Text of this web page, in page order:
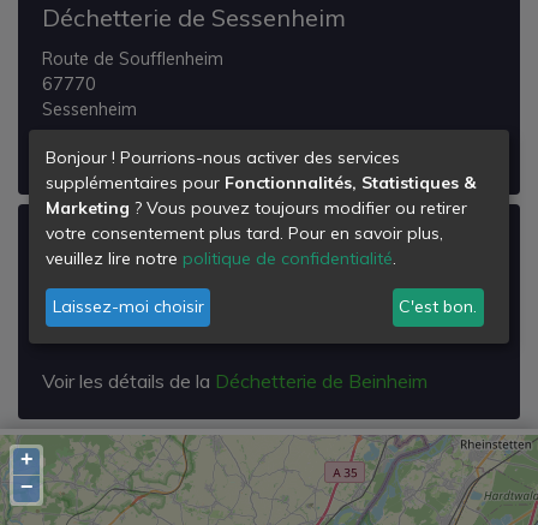
Déchetterie de Sessenheim
Route de Soufflenheim
67770
Sessenheim
Voir les détails de laDéchetterie de Sessenheim
Déchetterie de Beinheim
Lieu-dit : Niederwald
67930
Beinheim
Voir les détails de la Déchetterie de Beinheim
+
−
Bonjour ! Pourrions-nous activer des services
supplémentaires pour Fonctionnalités, Statistiques &
Marketing ? Vous pouvez toujours modifier ou retirer
votre consentement plus tard. Pour en savoir plus,
veuillez lire notre politique de confidentialité.
Laissez-moi choisir C'est bon.